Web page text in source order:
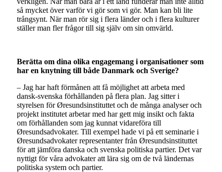
så mycket över varför vi gör som vi gör. Man kan bli lite
trångsynt. När man rör sig i flera länder och i flera kulturer
ställer man fler frågor till sig själv om sin omvärld.
Berätta om dina olika engagemang i organisationer som
har en knytning till både Danmark och Sverige?
– Jag har haft förmånen att få möjlighet att arbeta med
dansk-svenska förhållanden på flera plan. Jag sitter i
styrelsen för Øresundsinstituttet och de många analyser och
projekt institutet arbetar med har gett mig insikt och fakta
om förhållanden som jag kunnat vidareföra till
Øresundsadvokater. Till exempel hade vi på ett seminarie i
Øresundsadvokater representanter från Øresundsinstituttet
för att jämföra danska och svenska politiska partier. Det var
nyttigt för våra advokater att lära sig om de två ländernas
politiska system och partier.